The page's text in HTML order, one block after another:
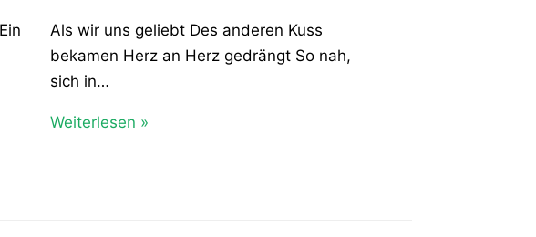
Als wir uns geliebt Des anderen Kuss
bekamen Herz an Herz gedrängt So nah,
sich in…
Weiterlesen »